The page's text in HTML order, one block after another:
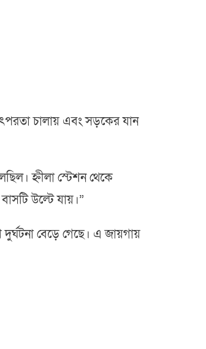
চালায় এবং সড়কের যান
হ্নীলা স্টেশন থেকে
উল্টে যায়।”
বেড়ে গেছে। এ জায়গায়